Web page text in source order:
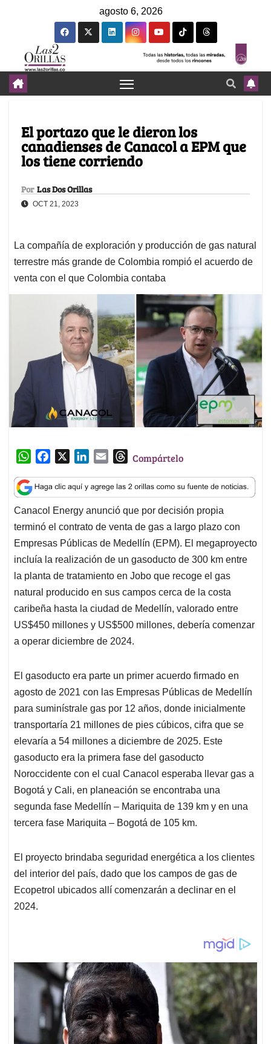
agosto 6, 2026
El portazo que le dieron los
canadienses de Canacol a EPM que
los tiene corriendo
Por Las Dos Orillas
OCT 21, 2023
La compañía de exploración y producción de gas natural
terrestre más grande de Colombia rompió el acuerdo de
venta con el que Colombia contaba
W
a
t
s
A
p
p
c
e
b
o
o
k
n
k
e
d
I
n
a
i
l
T
r
e
a
d
s
Compártelo
Canacol Energy anunció que por decisión propia
terminó el contrato de venta de gas a largo plazo con
Empresas Públicas de Medellín (EPM). El megaproyecto
incluía la realización de un gasoducto de 300 km entre
la planta de tratamiento en Jobo que recoge el gas
natural producido en sus campos cerca de la costa
caribeña hasta la ciudad de Medellín, valorado entre
US$450 millones y US$500 millones, debería comenzar
a operar diciembre de 2024.
El gasoducto era parte un primer acuerdo firmado en
agosto de 2021 con las Empresas Públicas de Medellín
para suminístrale gas por 12 años, donde inicialmente
transportaría 21 millones de pies cúbicos, cifra que se
elevaría a 54 millones a diciembre de 2025. Este
gasoducto era la primera fase del gasoducto
Noroccidente con el cual Canacol esperaba llevar gas a
Bogotá y Cali, en planeación se encontraba una
segunda fase Medellín – Mariquita de 139 km y en una
tercera fase Mariquita – Bogotá de 105 km.
El proyecto brindaba seguridad energética a los clientes
del interior del país, dado que los campos de gas de
Ecopetrol ubicados allí comenzarán a declinar en el
2024.